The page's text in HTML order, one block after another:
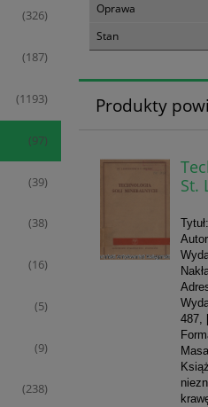
(326)
(187)
(1193)
(97)
(39)
(38)
(16)
(5)
(9)
(238)
Oprawa
Stan
Produkty
St.
487,